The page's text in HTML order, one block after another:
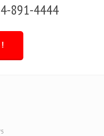
891-4444
!